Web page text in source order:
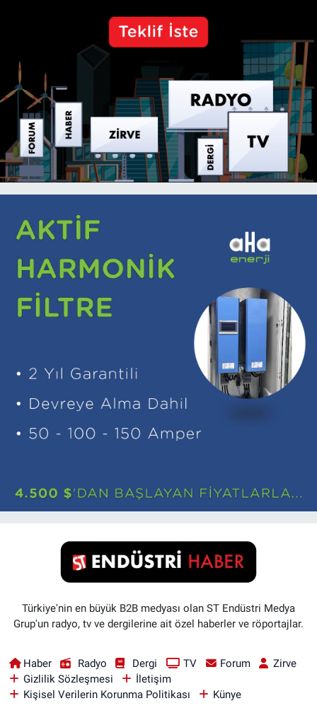
Türkiye'nin en büyük B2B medyası olan ST Endüstri Medya
Grup'un radyo, tv ve dergilerine ait özel haberler ve röportajlar.
Haber Radyo Dergi TV Forum
Zirve
Gizlilik Sözleşmesi
İletişim
Kişisel Verilerin Korunma Politikası
Künye